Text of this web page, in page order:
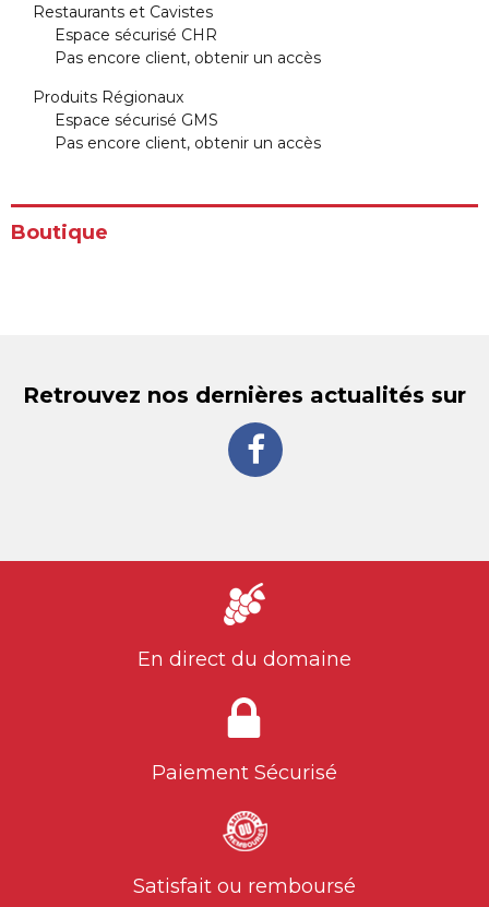
Restaurants et Cavistes
Espace sécurisé CHR
Pas encore client, obtenir un accès
Produits Régionaux
Espace sécurisé GMS
Pas encore client, obtenir un accès
Boutique
Retrouvez nos dernières actualités sur
En direct du domaine
Paiement Sécurisé
Satisfait ou remboursé